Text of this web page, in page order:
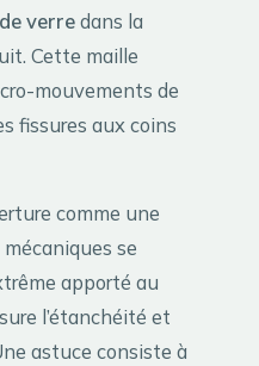
verredans la
Cette maille
mouvements de
fissures aux coins
comme une
se
apporté au
l’étanchéité et
astuce consiste à